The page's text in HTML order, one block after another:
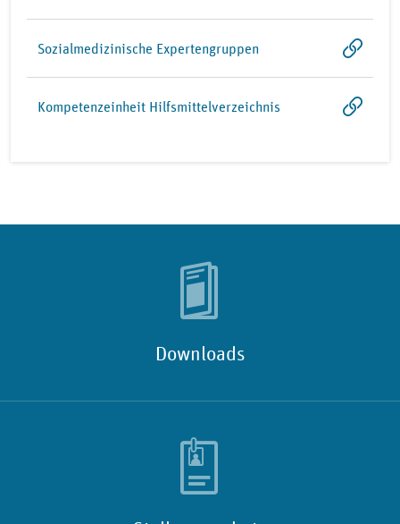
Sozialmedizinische Expertengruppen
Kompetenzeinheit Hilfsmittelverzeichnis
Downloads